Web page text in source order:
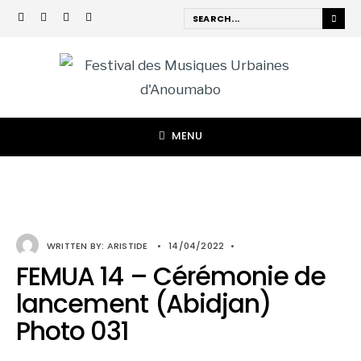
MENU
WRITTEN BY: ARISTIDE • 14/04/2022 •
FEMUA 14 – Cérémonie de
lancement (Abidjan)
Photo 031